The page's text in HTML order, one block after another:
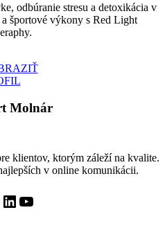
odbúranie stresu a detoxikácia v
športové výkony s Red Light
Molnár
klientov, ktorým záleží na kvalite.
v online komunikácii.
LinkedIn
YouTube